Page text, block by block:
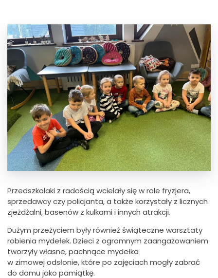
Przedszkolaki z radością wcielały się w role fryzjera,
sprzedawcy czy policjanta, a także korzystały z licznych
zjeżdżalni, basenów z kulkami i innych atrakcji.
Dużym przeżyciem były również świąteczne warsztaty
robienia mydełek. Dzieci z ogromnym zaangażowaniem
tworzyły własne, pachnące mydełka
w zimowej odsłonie, które po zajęciach mogły zabrać
do domu jako pamiątkę.